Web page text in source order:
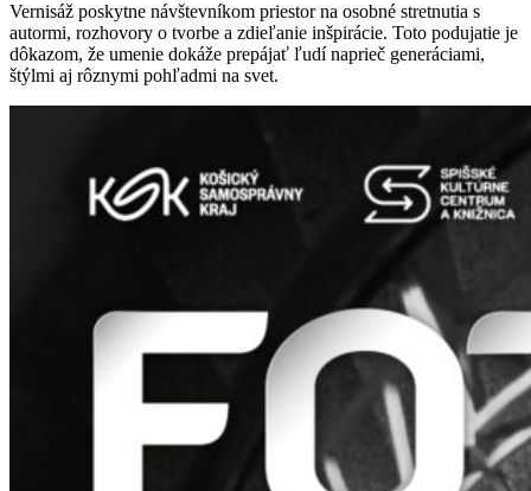
Vernisáž poskytne návštevníkom priestor na osobné stretnutia s
autormi, rozhovory o tvorbe a zdieľanie inšpirácie. Toto podujatie je
dôkazom, že umenie dokáže prepájať ľudí naprieč generáciami,
štýlmi aj rôznymi pohľadmi na svet.